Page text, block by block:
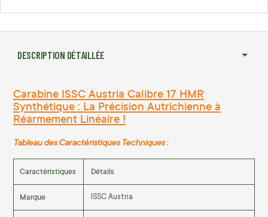
DESCRIPTION DÉTAILLÉE
Carabine ISSC Austria Calibre 17 HMR
Synthétique : La Précision Autrichienne à
Réarmement Linéaire !
Tableau des Caractéristiques Techniques :
Caractéristiques Détails
Marque ISSC Austria